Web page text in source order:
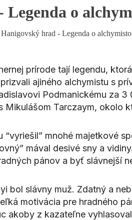
Legenda o
Hanigovský hrad - Legenda o
prírode tají legendu,
ajiného alchymistu s
Podmanickému za
Mikulášom Tarczaym,
mnohé majetkové
mával desivé sny a
pánov a byť slávnejší
bol slávny muž. Zdatný a
motivácia pre hradného
akoby z kazateľne